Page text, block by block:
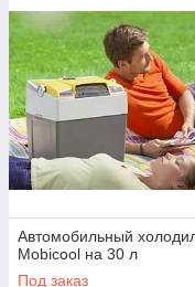
Автомобильный
Mobicool на 30 л
Под заказ